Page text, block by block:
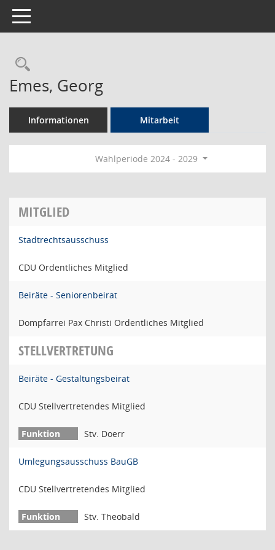
Toggle navigation
Rechercheauswahl
Emes, Georg
Informationen Mitarbeit
Wahlperiode 2024 - 2029
MITGLIED
Stadtrechtsausschuss
CDU Ordentliches Mitglied
Beiräte - Seniorenbeirat
Dompfarrei Pax Christi Ordentliches Mitglied
STELLVERTRETUNG
Beiräte - Gestaltungsbeirat
CDU Stellvertretendes Mitglied
Stv. Doerr
Umlegungsausschuss BauGB
CDU Stellvertretendes Mitglied
Stv. Theobald